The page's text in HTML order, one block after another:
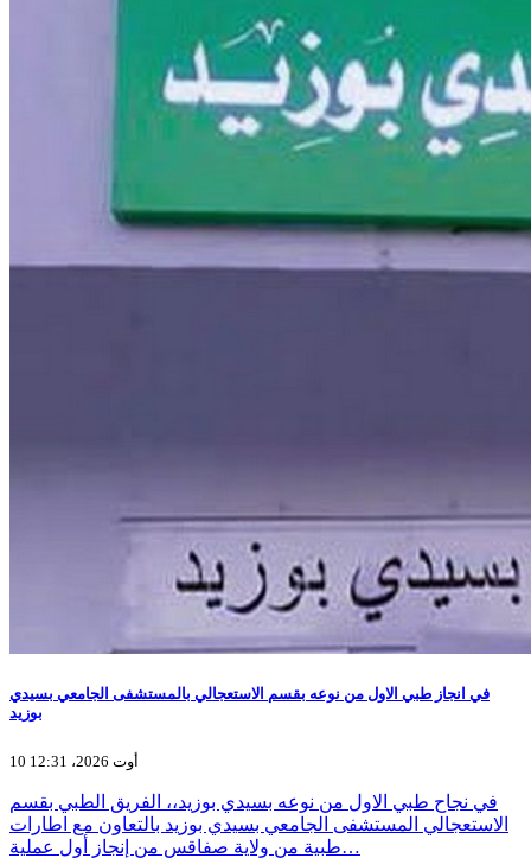
في انجاز طبي الاول من نوعه بقسم الاستعجالي بالمستشفى الجامعي بسيدي
بوزيد
10 أوت 2026، 12:31
في نجاح طبي الاول من نوعه بسيدي بوزيد،، الفريق الطبي بقسم
الاستعجالي المستشفى الجامعي بسيدي بوزيد بالتعاون مع اطارات
طبية من ولاية صفاقس من إنجاز أول عملية…